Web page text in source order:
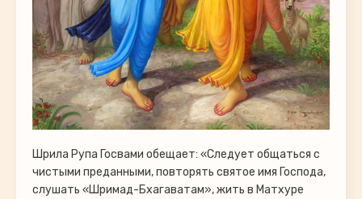
Шрила Рупа Госвами обещает: «Следует общаться с
чистыми преданными, повторять святое имя Господа,
слушать «Шримад-Бхагаватам», жить в Матхуре